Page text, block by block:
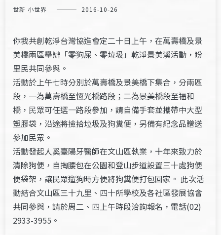
世新 小世界 2016-10-26
你我共創乾淨台灣協進會定二十日上午，在萬壽橋及景
美橋兩區舉辦「零狗屎、零垃圾」乾淨景美溪活動，盼
里民共同參與。
活動於上午七時分別於萬壽橋及景美橋下集合，分兩區
段，一為萬壽橋至恆光橋路段；二為景美橋段至福和
橋，民眾可任選一路段參加，請自備手套並攜帶中大型
塑膠袋，沿途將撿拾垃圾及狗糞便，另備有紀念品贈送
參加民眾。
活動發起人奚臺陽牙醫師在文山區執業，十年來致力於
清除狗便，自掏腰包在公園和登山步道設置三十處狗便
便袋架，讓民眾遛狗時方便將狗糞便打包回家。 此次活
動結合文山區三十九里、四十所學校及各社區發展協會
共同參與，請於周二、四上午時段洽詢報名，電話(02)
2933-3955。